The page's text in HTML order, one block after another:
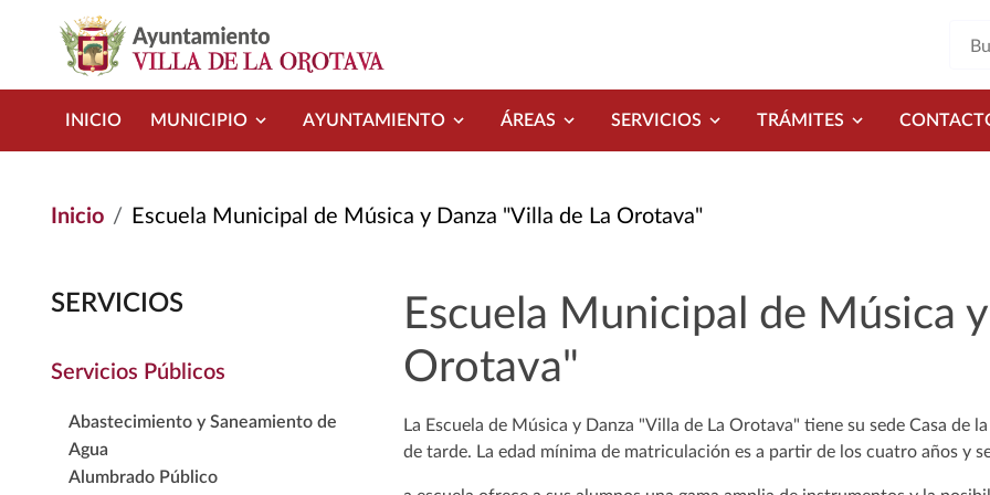
INICIO MUNICIPIO AYUNTAMIENTO ÁREAS SERVICIOS TRÁMITES
Inicio Escuela Municipal de Música y Danza "Villa de La Orotava"
SERVICIOS
Servicios Públicos
Abastecimiento y Saneamiento de
Agua
Alumbrado Público
Escuela Municipal de Música
Orotava"
La Escuela de Música y Danza "Villa de La Orotava" tiene su sede Casa de
de tarde. La edad mínima de matriculación es a partir de los cuatro años y